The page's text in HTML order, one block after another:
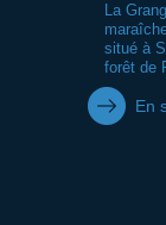
La
situé à
forêt de
En